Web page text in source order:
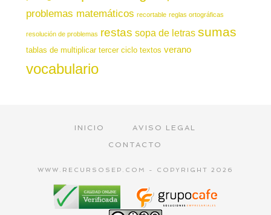
problemas matemáticos recortable reglas ortográficas
resolución de problemas restas sopa de letras sumas
tablas de multiplicar tercer ciclo textos verano
vocabulario
INICIO
AVISO LEGAL
CONTACTO
WWW.RECURSOSEP.COM - COPYRIGHT 2026